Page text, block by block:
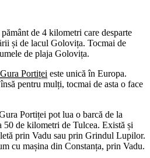
pământ de 4 kilometri care desparte
și de lacul Golovița. Tocmai de
de plaja Golovița.
Portiței este unică în Europa.
pentru mulți, tocmai de asta o face
Portiței pot lua o barcă de la
de kilometri de Tulcea. Există și
prin Vadu sau prin Grindul Lupilor.
cu mașina din Constanța, prin Vadu.